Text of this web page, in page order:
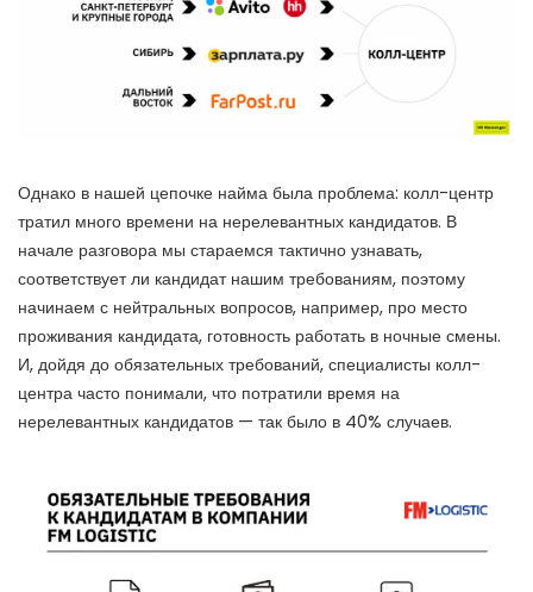
Однако в нашей цепочке найма была проблема: колл-центр
тратил много времени на нерелевантных кандидатов. В
начале разговора мы стараемся тактично узнавать,
соответствует ли кандидат нашим требованиям, поэтому
начинаем с нейтральных вопросов, например, про место
проживания кандидата, готовность работать в ночные смены.
И, дойдя до обязательных требований, специалисты колл-
центра часто понимали, что потратили время на
нерелевантных кандидатов — так было в 40% случаев.